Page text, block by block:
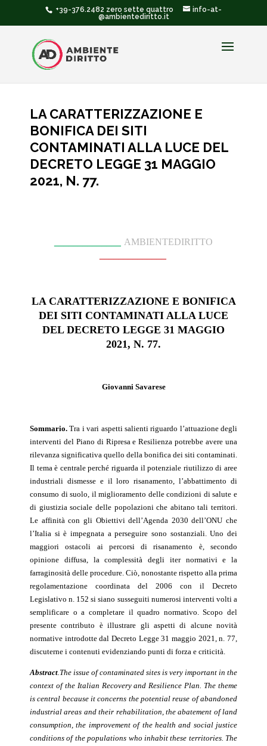
+39-376.2482 zero sette quattro
info-at-
@ambientediritto.it
LA CARATTERIZZAZIONE E
BONIFICA DEI SITI
CONTAMINATI ALLA LUCE DEL
DECRETO LEGGE 31 MAGGIO
2021, N. 77.
AMBIENTEDIRITTO
LA CARATTERIZZAZIONE E BONIFICA
DEI SITI CONTAMINATI ALLA LUCE
DEL DECRETO LEGGE 31 MAGGIO
2021, N. 77.
Giovanni Savarese
Sommario.Tra i vari aspetti salienti riguardo l’attuazione degli
interventi del Piano di Ripresa e Resilienza potrebbe avere una
rilevanza significativa quello della bonifica dei siti contaminati.
Il tema è centrale perché riguarda il potenziale riutilizzo di aree
industriali dismesse e il loro risanamento, l’abbattimento di
consumo di suolo, il miglioramento delle condizioni di salute e
di giustizia sociale delle popolazioni che abitano tali territori.
Le affinità con gli Obiettivi dell’Agenda 2030 dell’ONU che
l’Italia si è impegnata a perseguire sono sostanziali. Uno dei
maggiori ostacoli ai percorsi di risanamento è, secondo
opinione diffusa, la complessità degli iter normativi e la
farraginosità delle procedure. Ciò, nonostante rispetto alla prima
regolamentazione coordinata del 2006 con il Decreto
Legislativo n. 152 si siano susseguiti numerosi interventi volti a
semplificare o a completare il quadro normativo.Scopo del
presente contributo è illustrare gli aspetti di alcunenovità
normative introdotte dal Decreto Legge 31 maggio 2021, n. 77,
discuterne i contenuti evidenziando punti di forza e criticità.
Abstract.The issue of contaminated sites is very important in the
context of the Italian Recovery and Resilience Plan. The theme
is central because it concerns the potential reuse of abandoned
industrial areas and their rehabilitation, the abatement of land
consumption, the improvement of the health and social justice
conditions of the populations who inhabit these territories. The